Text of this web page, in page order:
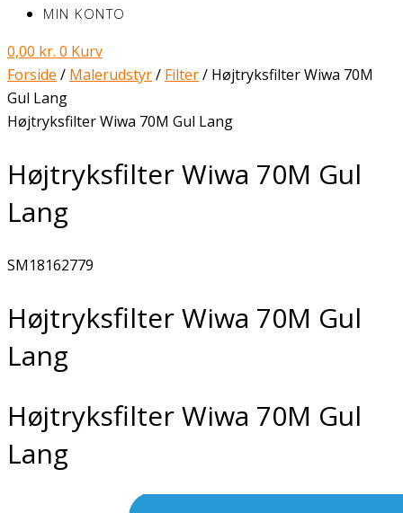
MIN KONTO
0,00 kr. 0 Kurv
Forside / Malerudstyr/ Filter/ Højtryksfilter Wiwa 70M
Gul Lang
Højtryksfilter Wiwa 70M Gul Lang
Højtryksfilter Wiwa 70M Gul
Lang
SM18162779
Højtryksfilter Wiwa 70M Gul
Lang
Højtryksfilter Wiwa 70M Gul
Lang